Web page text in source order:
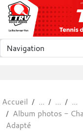
Accueil
Album photos -
Adapté
Panneau de gestion